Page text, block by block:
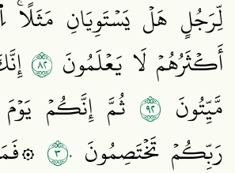
لِّرَجُلٍ هَلۡ يَسۡتَوِيَانِ مَثَلًاۚ
أَكۡثَرُهُمۡ لَا يَعۡلَمُونَ ٢٨
مَّيِّتُونَ ٢٩ ثُمَّ إِنَّكُمۡ
رَبِّكُمۡ تَخۡتَصِمُونَ ٣٠